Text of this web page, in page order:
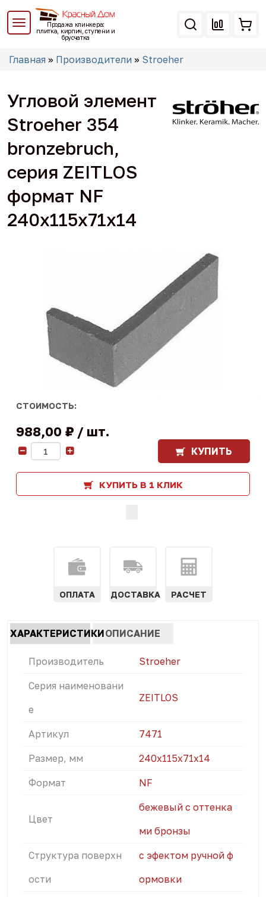
Перейти
основному
Продажа клинкера:
плитка, кирпич, ступени и
брусчатка
Вы
Главная » Производители » Stroeher
Угловой элемент
Stroeher 354
bronzebruch,
серия ZEITLOS
формат NF
240х115х71х14
СТОИМОСТЬ:
988,00 ₽ шт.
КУПИТЬ
КУПИТЬ В 1 КЛИК
ОПЛАТА ДОСТАВКА РАСЧЕТ
Характеристики
табы
ХАРАКТЕРИСТИКИОПИСАНИЕ
Производитель Stroeher
Серия наименовани
е
ZEITLOS
Артикул 7471
Размер, мм 240х115х71х14
Формат NF
Цвет
бежевый с оттенка
ми бронзы
Структура поверхн
ости
с эфектом ручной ф
ормовки